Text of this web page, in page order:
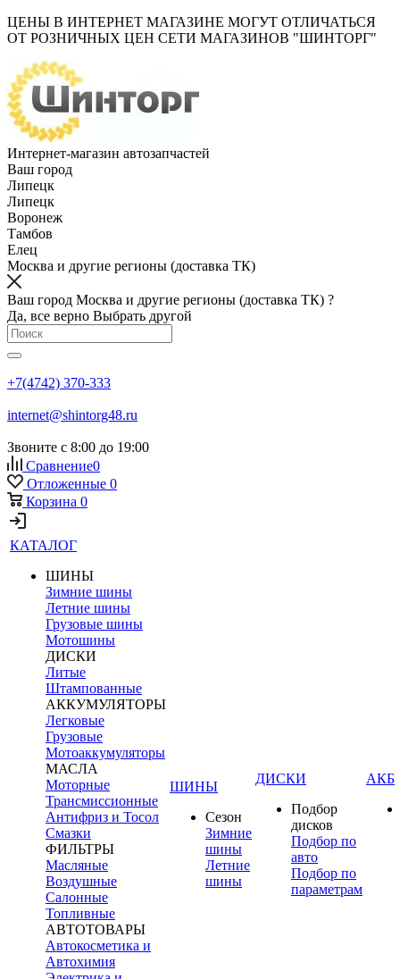
ЦЕНЫ В ИНТЕРНЕТ МАГАЗИНЕ МОГУТ ОТЛИЧАТЬСЯ
ОТ РОЗНИЧНЫХ ЦЕН СЕТИ МАГАЗИНОВ "ШИНТОРГ"
Интернет-магазин автозапчастей
Ваш город
Липецк
Липецк
Воронеж
Тамбов
Елец
Москва и другие регионы (доставка ТК)
Ваш город Москва и другие регионы (доставка ТК) ?
Да, все верно Выбрать другой
+7(4742) 370-333
internet@shintorg48.ru
Звоните с 8:00 до 19:00
Сравнение0
Отложенные 0
Корзина 0
КАТАЛОГ
ШИНЫ
Зимние шины
Летние шины
Грузовые шины
Мотошины
ДИСКИ
Литые
Штампованные
АККУМУЛЯТОРЫ
Легковые
Грузовые
Мотоаккумуляторы
МАСЛА
Моторные
Трансмиссионные
Антифриз и Тосол
Смазки
ФИЛЬТРЫ
Масляные
Воздушные
Салонные
Топливные
АВТОТОВАРЫ
Автокосметика и
Автохимия
ШИНЫ
Сезон
Зимние
шины
Летние
шины
ДИСКИ
Подбор
дисков
Подбор по
авто
Подбор по
параметрам
АКБ